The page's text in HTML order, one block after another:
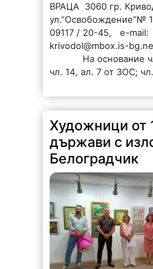
ВРАЦА 3060 гр.
ул.”Освобождение”№
09117 / 20-45, e-mail:
krivodol@mbox.is-
На основание
чл. 14, ал. 7 от ЗОС;
Художници от
държави с
Белоградчик